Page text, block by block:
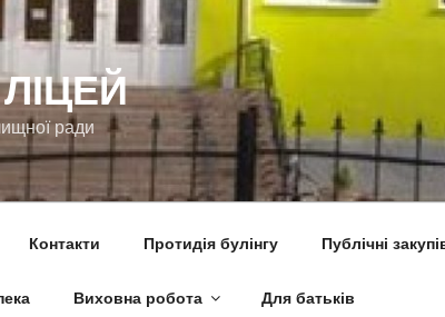
ради
Контакти Протидія булінгу Публічні
Виховна робота Для батьків